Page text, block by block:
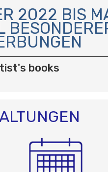
2022 BIS
books